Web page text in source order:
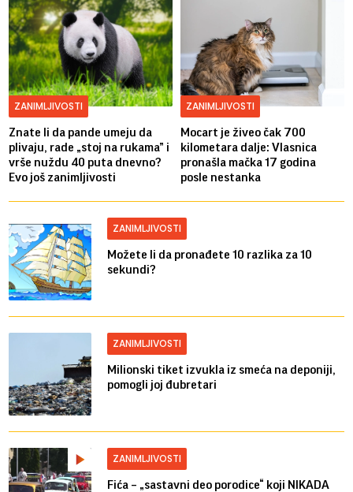
ZANIMLJIVOSTI
Znate li da pande umeju da
plivaju, rade „stoj na rukama” i
vrše nuždu 40 puta dnevno?
Evo još zanimljivosti
ZANIMLJIVOSTI
Mocart je živeo čak 700
kilometara dalje: Vlasnica
pronašla mačka 17 godina
posle nestanka
ZANIMLJIVOSTI
Možete li da pronađete 10 razlika za 10
sekundi?
ZANIMLJIVOSTI
Milionski tiket izvukla iz smeća na deponiji,
pomogli joj đubretari
ZANIMLJIVOSTI
Fića – „sastavni deo porodice“ koji NIKADA